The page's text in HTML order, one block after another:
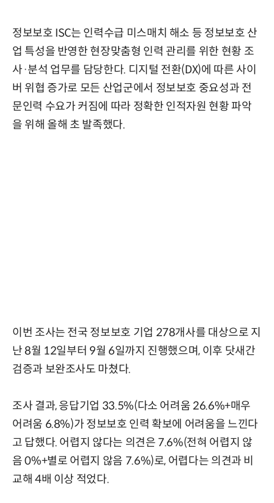
정보보호 ISC는 인력수급 미스매치 해소 등 정보보호 산
업 특성을 반영한 현장맞춤형 인력 관리를 위한 현황 조
사·분석 업무를 담당한다. 디지털 전환(DX)에 따른 사이
버 위협 증가로 모든 산업군에서 정보보호 중요성과 전
문인력 수요가 커짐에 따라 정확한 인적자원 현황 파악
을 위해 올해 초 발족했다.
이번 조사는 전국 정보보호 기업 278개사를 대상으로 지
난 8월 12일부터 9월 6일까지 진행했으며, 이후 닷새간
검증과 보완조사도 마쳤다.
조사 결과, 응답기업 33.5%(다소 어려움 26.6%+매우
어려움 6.8%)가 정보보호 인력 확보에 어려움을 느낀다
고 답했다. 어렵지 않다는 의견은 7.6%(전혀 어렵지 않
음 0%+별로 어렵지 않음 7.6%)로, 어렵다는 의견과 비
교해 4배 이상 적었다.